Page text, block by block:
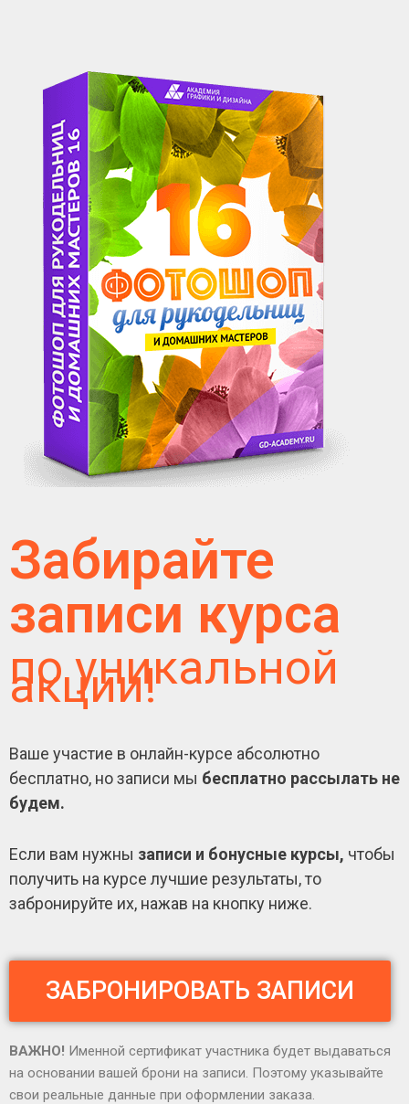
Забирайте
записи курса
по уникальной
акции!
Ваше участие в онлайн-курсе абсолютно
бесплатно, но записи мы бесплатно рассылать не
будем.
Если вам нужны записи и бонусные курсы, чтобы
получить на курсе лучшие результаты, то
забронируйте их, нажав на кнопку ниже.
ЗАБРОНИРОВАТЬ ЗАПИСИ
ВАЖНО! Именной сертификат участника будет выдаваться
на основании вашей брони на записи. Поэтому указывайте
свои реальные данные при оформлении заказа.